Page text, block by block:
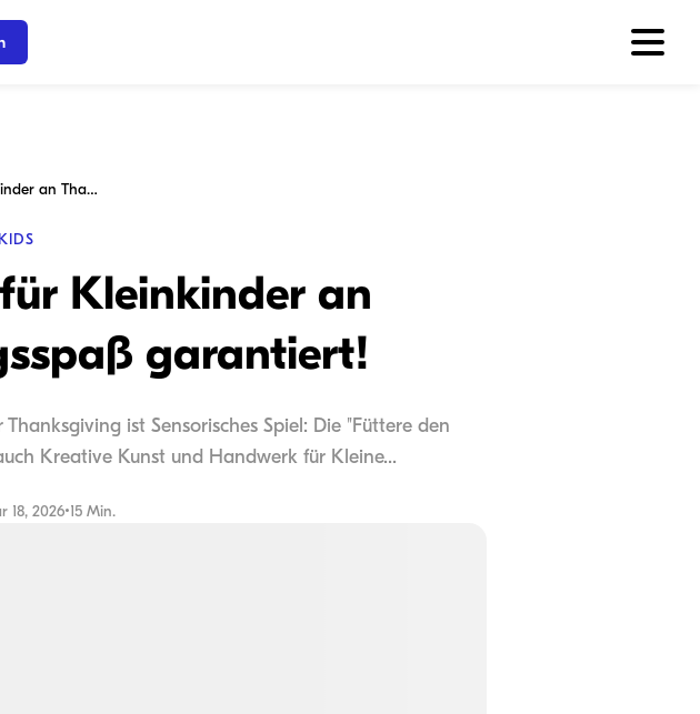
Beschäftigungs-Ideen für Kleinkinder an Thanksgiving: Feiertagsspaß garantiert!
Kleinkinder an
garantiert!
ist Sensorisches Spiel: Die "Füttere den
Kreative Kunst und Handwerk für Kleine...
18, 2026•15 Min.